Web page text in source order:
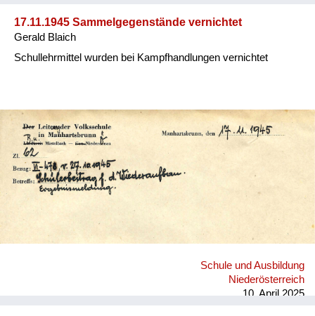
17.11.1945 Sammelgegenstände vernichtet
Gerald Blaich
Schullehrmittel wurden bei Kampfhandlungen vernichtet
Schule und Ausbildung
Niederösterreich
10. April 2025